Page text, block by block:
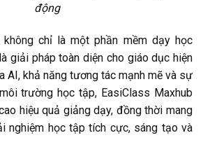
động
không chỉ là một phần mềm dạy học
giải pháp toàn diện cho giáo dục hiện
AI, khả năng tương tác mạnh mẽ và sự
trường học tập, EasiClass Maxhub
hiệu quả giảng dạy, đồng thời mang
nghiệm học tập tích cực, sáng tạo và